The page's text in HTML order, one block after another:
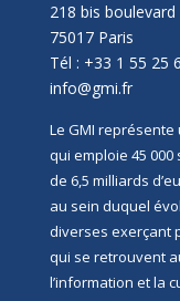
218 bis boulevard
75017 Paris
Tél : +33 1 55 25
info@gmi.fr
Le GMI
qui emploie 45
de 6,5 milliards
au sein duquel
diverses exerçant
qui se retrouvent
l’information et la